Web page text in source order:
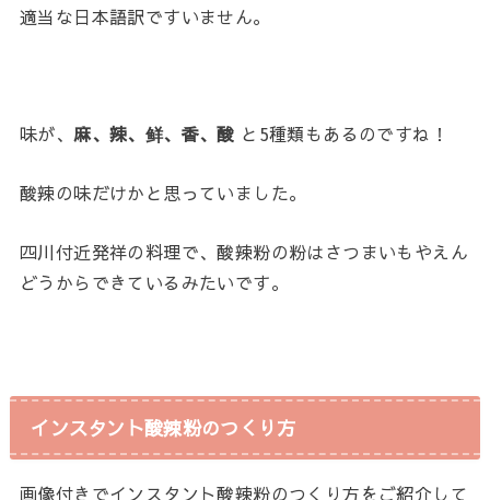
適当な日本語訳ですいません。
味が、麻、辣、鲜、香、酸 と5種類もあるのですね！
酸辣の味だけかと思っていました。
四川付近発祥の料理で、酸辣粉の粉はさつまいもやえん
どうからできているみたいです。
インスタント酸辣粉のつくり方
画像付きでインスタント酸辣粉のつくり方をご紹介して